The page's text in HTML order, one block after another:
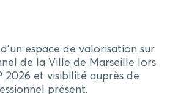
espace de valorisation sur
de la Ville de Marseille lors
2026 et visibilité auprès de
présent.